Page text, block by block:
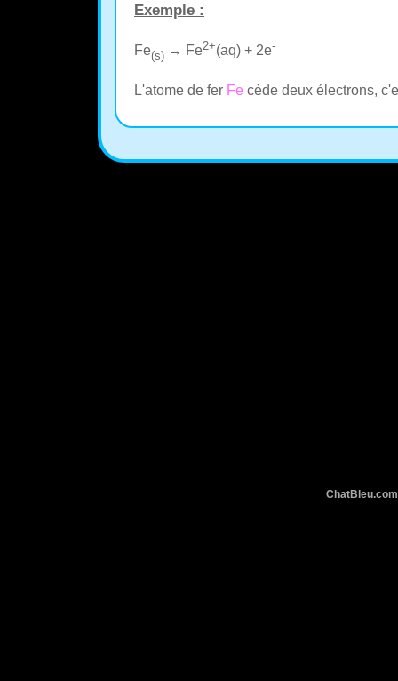
Exemple :
Fe(s) → Fe2+(aq) + 2e-
L'atome de fer Fe cède deux électrons,